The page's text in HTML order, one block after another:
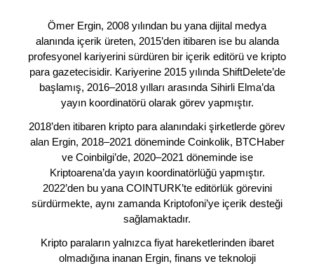
Ömer Ergin, 2008 yılından bu yana dijital medya
alanında içerik üreten, 2015’den itibaren ise bu alanda
profesyonel kariyerini sürdüren bir içerik editörü ve kripto
para gazetecisidir. Kariyerine 2015 yılında ShiftDelete’de
başlamış, 2016–2018 yılları arasında Sihirli Elma’da
yayın koordinatörü olarak görev yapmıştır.
2018’den itibaren kripto para alanındaki şirketlerde görev
alan Ergin, 2018–2021 döneminde Coinkolik, BTCHaber
ve Coinbilgi’de, 2020–2021 döneminde ise
Kriptoarena’da yayın koordinatörlüğü yapmıştır.
2022’den bu yana COINTURK’te editörlük görevini
sürdürmekte, aynı zamanda Kriptofoni’ye içerik desteği
sağlamaktadır.
Kripto paraların yalnızca fiyat hareketlerinden ibaret
olmadığına inanan Ergin, finans ve teknoloji